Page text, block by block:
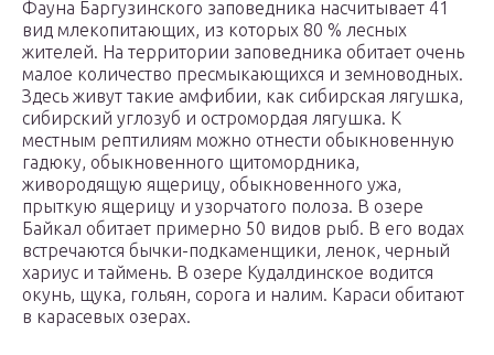
Фауна Баргузинского заповедника насчитывает 41
вид млекопитающих, из которых 80 % лесных
жителей. На территории заповедника обитает очень
малое количество пресмыкающихся и земноводных.
Здесь живут такие амфибии, как сибирская лягушка,
сибирский углозуб и остромордая лягушка. К
местным рептилиям можно отнести обыкновенную
гадюку, обыкновенного щитомордника,
живородящую ящерицу, обыкновенного ужа,
прыткую ящерицу и узорчатого полоза. В озере
Байкал обитает примерно 50 видов рыб. В его водах
встречаются бычки-подкаменщики, ленок, черный
хариус и таймень. В озере Кудалдинское водится
окунь, щука, гольян, сорога и налим. Караси обитают
в карасевых озерах.